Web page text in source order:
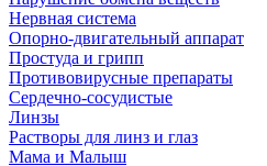
Нервная система
Опорно-двигательный аппарат
Простуда и грипп
Противовирусные препараты
Сердечно-сосудистые
Линзы
Растворы для линз и глаз
Мама и Малыш